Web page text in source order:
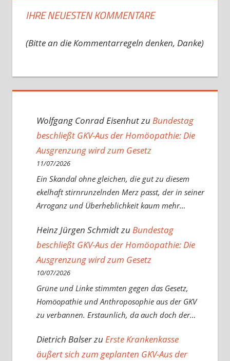
IHRE NEUESTEN KOMMENTARE
(Bitte an die Kommentarregeln denken, Danke)
Wolfgang Conrad EisenhutzuBundestag
beschließt GKV-Aus der Homöopathie: Die
Ausgrenzung wird zum Gesetz
11/07/2026
Ein Skandal ohne gleichen, die gut zu diesem
ekelhaft stirnrunzelnden Merz passt, der in seiner
Arroganz und Überheblichkeit kaum mehr…
Heinz Jürgen SchmidtzuBundestag
beschließt GKV-Aus der Homöopathie: Die
Ausgrenzung wird zum Gesetz
10/07/2026
Grüne und Linke stimmten gegen das Gesetz,
Homöopathie und Anthroposophie aus der GKV
zu verbannen. Erstaunlich, da auch doch der…
Dietrich BalserzuErste Krankenkasse
äußert sich zum geplanten GKV-Aus der